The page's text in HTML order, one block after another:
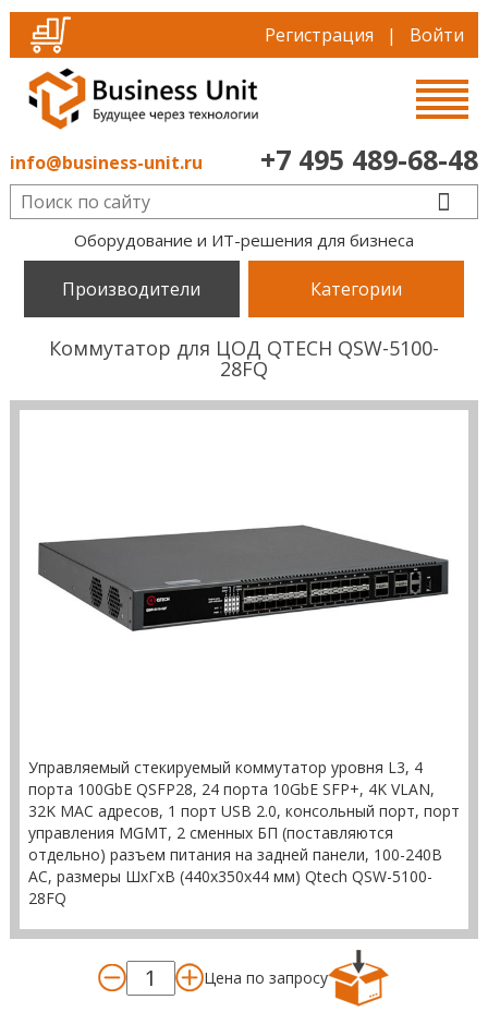
Регистрация | Войти
info@business-unit.ru +7 495 489-68-48
Оборудование и ИТ-решения для бизнеса
Производители Категории
Коммутатор для ЦОД QTECH QSW-5100-
28FQ
Управляемый стекируемый коммутатор уровня L3, 4
порта 100GbE QSFP28, 24 порта 10GbE SFP+, 4K VLAN,
32K MAC адресов, 1 порт USB 2.0, консольный порт, порт
управления MGMT, 2 сменных БП (поставляются
отдельно) разъем питания на задней панели, 100-240В
AC, размеры ШхГхВ (440x350x44 мм) Qtech QSW-5100-
28FQ
Цена по запросу